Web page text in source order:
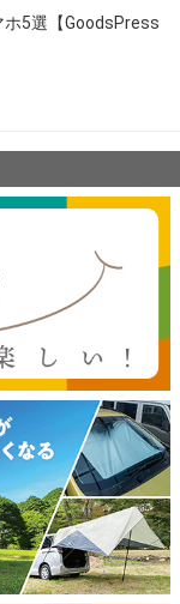
ホ5選【GoodsPress